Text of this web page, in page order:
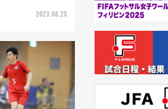
2023.06.25